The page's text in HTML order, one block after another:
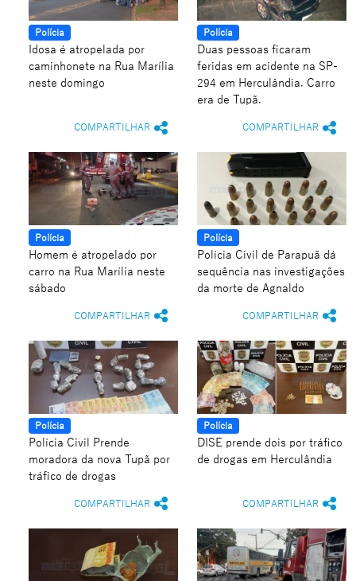
Polícia
Idosa é atropelada por
caminhonete na Rua Marília
neste domingo
COMPARTILHAR
Polícia
Duas pessoas ficaram
feridas em acidente na SP-
294 em Herculândia. Carro
era de Tupã.
COMPARTILHAR
Polícia
Homem é atropelado por
carro na Rua Marília neste
sábado
COMPARTILHAR
Polícia
Polícia Civil de Parapuã dá
sequência nas investigações
da morte de Agnaldo
COMPARTILHAR
Polícia
Polícia Civil Prende
moradora da nova Tupã por
tráfico de drogas
COMPARTILHAR
Polícia
DISE prende dois por tráfico
de drogas em Herculândia
COMPARTILHAR